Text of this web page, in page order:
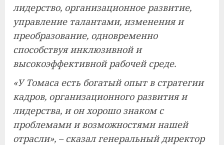
лидерство, организационное развитие,
управление талантами, изменения и
преобразование, одновременно
способствуя инклюзивной и
высокоэффективной рабочей среде.
«У Томаса есть богатый опыт в стратегии
кадров, организационного развития и
лидерства, и он хорошо знаком с
проблемами и возможностями нашей
отрасли», – сказал генеральный директор